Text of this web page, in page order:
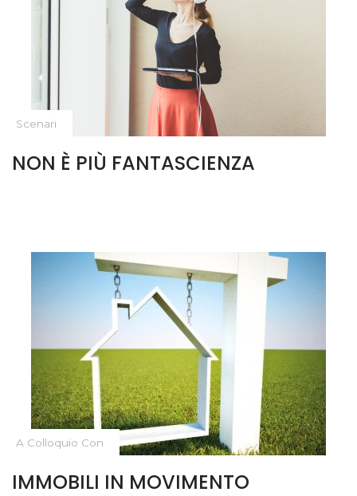
Scenari
NON È PIÙ FANTASCIENZA
A Colloquio Con
IMMOBILI IN MOVIMENTO